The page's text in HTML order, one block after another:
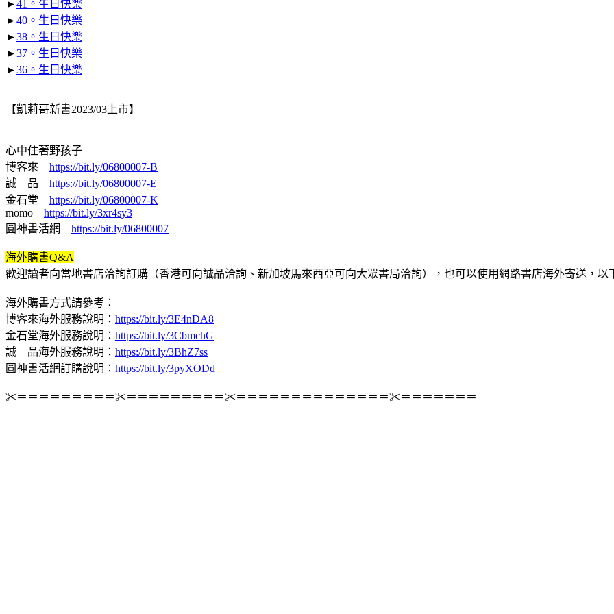
►41。生日快樂
►40。生日快樂
►38。生日快樂
►37。生日快樂
►36。生日快樂
【凱莉哥新書2023/03上市】
心中住著野孩子
博客來 https://bit.ly/06800007-B
誠 品 https://bit.ly/06800007-E
金石堂 https://bit.ly/06800007-K
momo https://bit.ly/3xr4sy3
圓神書活網 https://bit.ly/06800007
海外購書Q&A
歡迎讀者向當地書店洽詢訂購（香港可向誠品洽詢、新加坡馬來西亞可向大眾書局洽詢），也可以使用網路書店海外寄送，以
海外購書方式請參考：
博客來海外服務說明： https://bit.ly/3E4nDA8
金石堂海外服務說明： https://bit.ly/3CbmchG
誠 品海外服務說明： https://bit.ly/3BhZ7ss
圓神書活網訂購說明： https://bit.ly/3pyXODd
✂＝＝＝＝＝＝＝＝＝✂＝＝＝＝＝＝＝＝＝✂＝＝＝＝＝＝＝＝＝＝＝＝＝＝✂＝＝＝＝＝＝＝